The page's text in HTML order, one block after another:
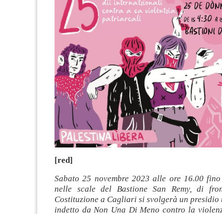
[red]
Sabato 25 novembre 2023 alle ore 16.00
nelle scale del Bastione San Remy, di
Costituzione a Cagliari si svolgerà un presidio
indetto da Non Una Di Meno contro la